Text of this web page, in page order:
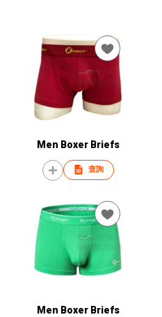
Men Boxer Briefs
查詢
Men Boxer Briefs